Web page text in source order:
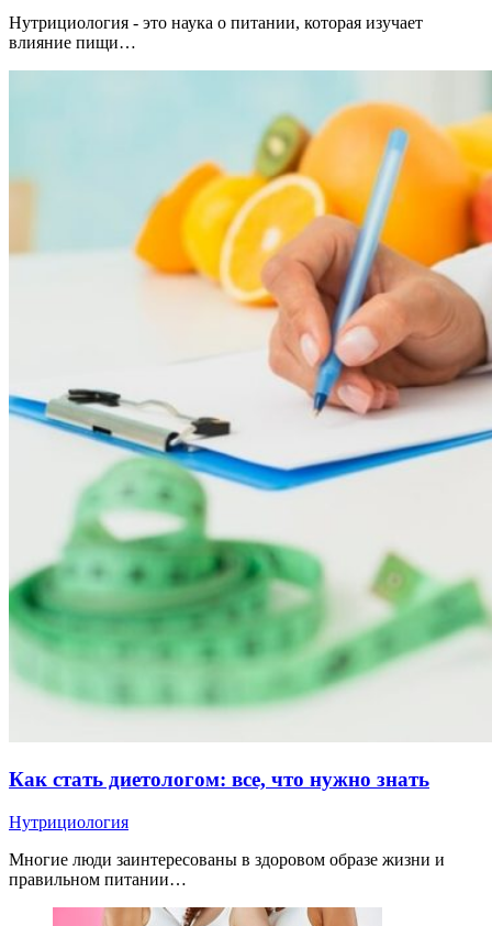
Нутрициология - это наука о питании, которая изучает
влияние пищи…
Как стать диетологом: все, что нужно знать
Нутрициология
Многие люди заинтересованы в здоровом образе жизни и
правильном питании…